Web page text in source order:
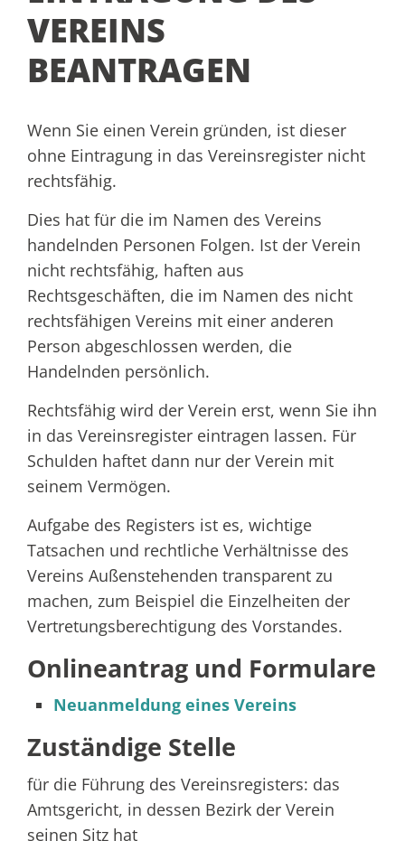
VEREINS
BEANTRAGEN
Wenn Sie einen Verein gründen, ist dieser
ohne Eintragung in das Vereinsregister nicht
rechtsfähig.
Dies hat für die im Namen des Vereins
handelnden Personen Folgen. Ist der Verein
nicht rechtsfähig, haften aus
Rechtsgeschäften, die im Namen des nicht
rechtsfähigen Vereins mit einer anderen
Person abgeschlossen werden, die
Handelnden persönlich.
Rechtsfähig wird der Verein erst, wenn Sie ihn
in das Vereinsregister eintragen lassen. Für
Schulden haftet dann nur der Verein mit
seinem Vermögen.
Aufgabe des Registers ist es, wichtige
Tatsachen und rechtliche Verhältnisse des
Vereins Außenstehenden transparent zu
machen, zum Beispiel die Einzelheiten der
Vertretungsberechtigung des Vorstandes.
Onlineantrag und Formulare
Neuanmeldung eines Vereins
Zuständige Stelle
für die Führung des Vereinsregisters: das
Amtsgericht, in dessen Bezirk der Verein
seinen Sitz hat